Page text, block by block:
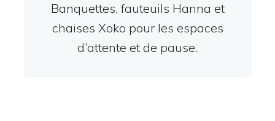
Banquettes, fauteuils Hanna et
chaises Xoko pour les espaces
d’attente et de pause.